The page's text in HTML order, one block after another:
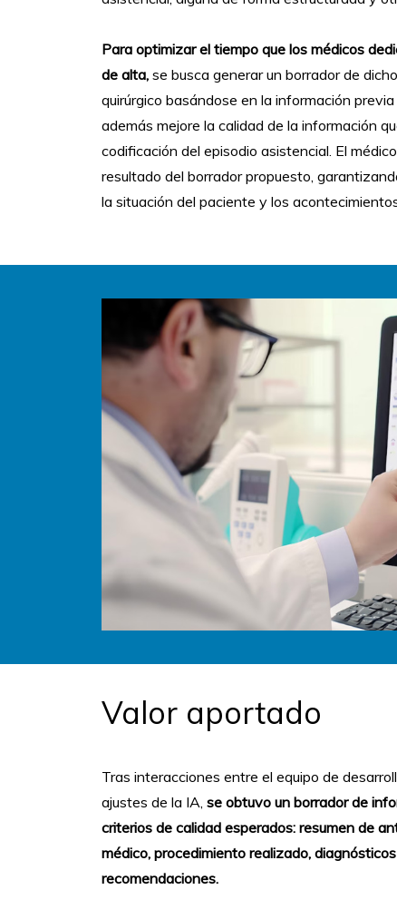
Para optimizar el tiempo que los médicos
de alta, se busca generar un borrador de
quirúrgico basándose en la información
además mejore la calidad de la información
codificación del episodio asistencial. El
resultado del borrador propuesto,
la situación del paciente y los
Valor aportado
Tras interacciones entre el equipo de
ajustes de la IA, se obtuvo un borrador de
criterios de calidad esperados: resumen de
médico, procedimiento realizado,
recomendaciones.